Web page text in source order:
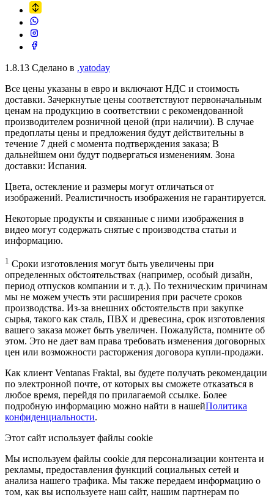
1.8.13 Сделано в .yatoday
Все цены указаны в евро и включают НДС и стоимость
доставки. Зачеркнутые цены соответствуют первоначальным
ценам на продукцию в соответствии с рекомендованной
производителем розничной ценой (при наличии). В случае
предоплаты цены и предложения будут действительны в
течение 7 дней с момента подтверждения заказа; В
дальнейшем они будут подвергаться изменениям. Зона
доставки: Испания.
Цвета, остекление и размеры могут отличаться от
изображений. Реалистичность изображения не гарантируется.
Некоторые продукты и связанные с ними изображения в
видео могут содержать снятые с производства статьи и
информацию.
1 Сроки изготовления могут быть увеличены при
определенных обстоятельствах (например, особый дизайн,
период отпусков компании и т. д.). По техническим причинам
мы не можем учесть эти расширения при расчете сроков
производства. Из-за внешних обстоятельств при закупке
сырья, такого как сталь, ПВХ и древесина, срок изготовления
вашего заказа может быть увеличен. Пожалуйста, помните об
этом. Это не дает вам права требовать изменения договорных
цен или возможности расторжения договора купли-продажи.
Как клиент Ventanas Fraktal, вы будете получать рекомендации
по электронной почте, от которых вы сможете отказаться в
любое время, перейдя по прилагаемой ссылке. Более
подробную информацию можно найти в нашейПолитика
конфиденциальности.
Этот сайт использует файлы cookie
Мы используем файлы cookie для персонализации контента и
рекламы, предоставления функций социальных сетей и
анализа нашего трафика. Мы также передаем информацию о
том, как вы используете наш сайт, нашим партнерам по